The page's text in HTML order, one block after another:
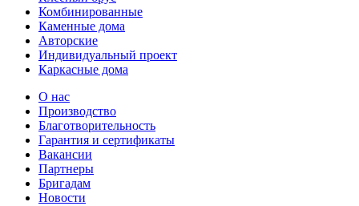
Комбинированные
Каменные дома
Авторские
Индивидуальный проект
Каркасные дома
О нас
Производство
Благотворительность
Гарантия и сертификаты
Вакансии
Партнеры
Бригадам
Новости